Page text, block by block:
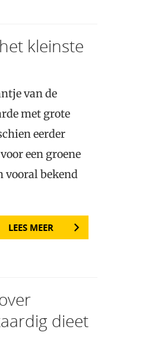
kleinste
van de
met grote
eerder
een groene
vooral bekend
LEES MEER
dieet